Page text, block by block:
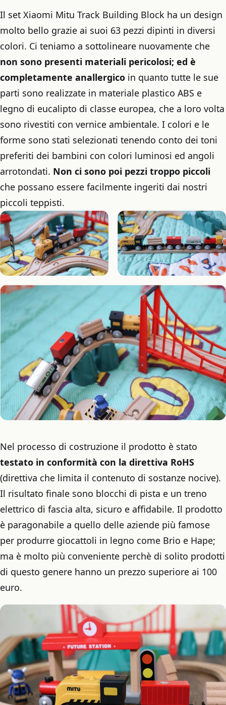
Il set Xiaomi Mitu Track Building Block ha un design
molto bello grazie ai suoi 63 pezzi dipinti in diversi
colori. Ci teniamo a sottolineare nuovamente che
non sono presenti materiali pericolosi; ed è
completamente anallergico in quanto tutte le sue
parti sono realizzate in materiale plastico ABS e
legno di eucalipto di classe europea, che a loro volta
sono rivestiti con vernice ambientale. I colori e le
forme sono stati selezionati tenendo conto dei toni
preferiti dei bambini con colori luminosi ed angoli
arrotondati. Non ci sono poi pezzi troppo piccoli
che possano essere facilmente ingeriti dai nostri
piccoli teppisti.
Nel processo di costruzione il prodotto è stato
testato in conformità con la direttiva RoHS
(direttiva che limita il contenuto di sostanze nocive).
Il risultato finale sono blocchi di pista e un treno
elettrico di fascia alta, sicuro e affidabile. Il prodotto
è paragonabile a quello delle aziende più famose
per produrre giocattoli in legno come Brio e Hape;
ma è molto più conveniente perchè di solito prodotti
di questo genere hanno un prezzo superiore ai 100
euro.